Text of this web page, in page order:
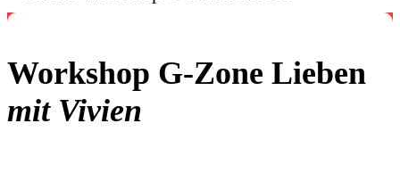
Workshop G-Zone Lieben
mit Vivien